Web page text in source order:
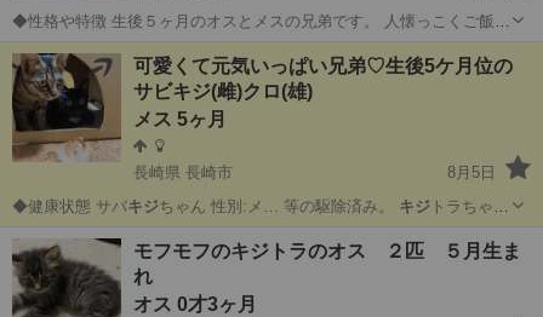
◆性格や特徴 生後５ヶ月のオスとメスの兄弟です。 人懐っこくご飯も
良く食べトイレも覚えています。 ◆健康状態 9月中に2回目のワクチン
と蚤取りをしてもらいます。 病院で診てもらいましたが、2匹とも毛
並みも良...
栃木 芳賀郡 猫
可愛くて元気いっぱい兄弟♡生後5ケ月位の
サビキジ(雌)クロ(雄)
メス 5ヶ月
長崎県 長崎市
8月5日
◆健康状態 サバキジちゃん 性別:メ… 等の駆除済み。 キジトラちゃん
が目ヤニ…
長崎 長崎市
モフモフのキジトラのオス ２匹 ５月生ま
れ
オス 0才3ヶ月